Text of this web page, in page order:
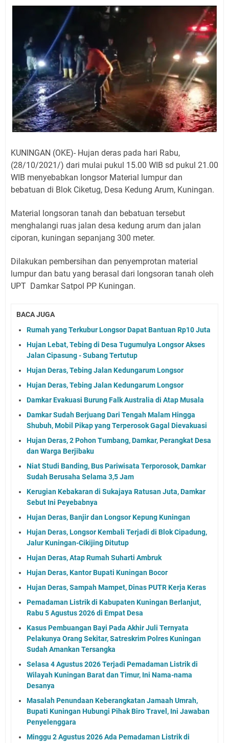
Nobar Final Piala Presiden 2026 Bersama Kebo Bule
Warga Mulai Kesulitan Air Bersih Akibat Kekeringan,
Polres Kuningan dan PAM Tirta Kamuning Salurakan
12 Ribu Liter
Uniku Jadi Tuan Rumah Pendampingan Penyusunan
Dokumen SPMI
Sudahkah Kita Merdeka Dari Hawa Nafsu?
Info Sembako di Pasar Kepuh Kuningan Kamis 6
Agustus 2026, Daging Naik, Telur Turun
2026 Ada Tiga, Tapi yang Bakal Dihadiri Hanya Satu
Ini Empat Lokasi Samsat Keliling Kuningan Jumat 7
Agustus 2026
KUNINGAN (OKE)- Hujan deras pada hari Rabu,
(28/10/2021/) dari mulai pukul 15.00 WIB sd pukul 21.00
WIB menyebabkan longsor Material lumpur dan
bebatuan di Blok Ciketug, Desa Kedung Arum, Kuningan.
Material longsoran tanah dan bebatuan tersebut
menghalangi ruas jalan desa kedung arum dan jalan
ciporan, kuningan sepanjang 300 meter.
Dilakukan pembersihan dan penyemprotan material
lumpur dan batu yang berasal dari longsoran tanah oleh
UPT Damkar Satpol PP Kuningan.
BACA JUGA
Rumah yang Terkubur Longsor Dapat Bantuan Rp10 Juta
Hujan Lebat, Tebing di Desa Tugumulya Longsor Akses
Jalan Cipasung - Subang Tertutup
Hujan Deras, Tebing Jalan Kedungarum Longsor
Hujan Deras, Tebing Jalan Kedungarum Longsor
Damkar Evakuasi Burung Falk Australia di Atap Musala
Damkar Sudah Berjuang Dari Tengah Malam Hingga
Shubuh, Mobil Pikap yang Terperosok Gagal Dievakuasi
Hujan Deras, 2 Pohon Tumbang, Damkar, Perangkat Desa
dan Warga Berjibaku
Niat Studi Banding, Bus Pariwisata Terporosok, Damkar
Sudah Berusaha Selama 3,5 Jam
Kerugian Kebakaran di Sukajaya Ratusan Juta, Damkar
Sebut Ini Peyebabnya
Hujan Deras, Banjir dan Longsor Kepung Kuningan
Hujan Deras, Longsor Kembali Terjadi di Blok Cipadung,
Jalur Kuningan-Cikijing Ditutup
Hujan Deras, Atap Rumah Suharti Ambruk
Hujan Deras, Kantor Bupati Kuningan Bocor
Hujan Deras, Sampah Mampet, Dinas PUTR Kerja Keras
Pemadaman Listrik di Kabupaten Kuningan Berlanjut,
Rabu 5 Agustus 2026 di Empat Desa
Kasus Pembuangan Bayi Pada Akhir Juli Ternyata
Pelakunya Orang Sekitar, Satreskrim Polres Kuningan
Sudah Amankan Tersangka
Selasa 4 Agustus 2026 Terjadi Pemadaman Listrik di
Wilayah Kuningan Barat dan Timur, Ini Nama-nama
Desanya
Masalah Penundaan Keberangkatan Jamaah Umrah,
Bupati Kuningan Hubungi Pihak Biro Travel, Ini Jawaban
Penyelenggara
Minggu 2 Agustus 2026 Ada Pemadaman Listrik di